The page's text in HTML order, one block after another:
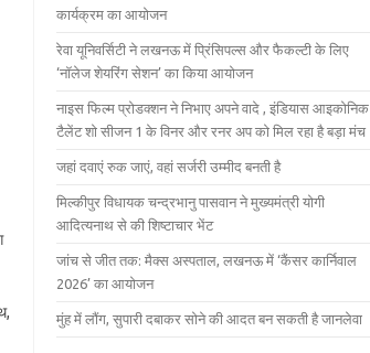
कार्यक्रम का आयोजन
रेवा यूनिवर्सिटी ने लखनऊ में प्रिंसिपल्स और फैकल्टी के लिए
‘नॉलेज शेयरिंग सेशन’ का किया आयोजन
नाइस फिल्म प्रोडक्शन ने निभाए अपने वादे , इंडियास आइकोनिक
टैलेंट शो सीजन 1 के विनर और रनर अप को मिल रहा है बड़ा मंच
जहां दवाएं रुक जाएं, वहां सर्जरी उम्मीद बनती है
मिल्कीपुर विधायक चन्द्रभानु पासवान ने मुख्यमंत्री योगी
आदित्यनाथ से की शिष्टाचार भेंट
जांच से जीत तक: मैक्स अस्पताल, लखनऊ में ‘कैंसर कार्निवाल
2026’ का आयोजन
मुंह में लौंग, सुपारी दबाकर सोने की आदत बन सकती है जानलेवा